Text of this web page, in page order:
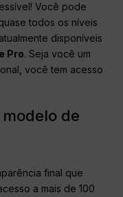
Você pode
todos os níveis
disponíveis
Pro. Seja você um
você tem acesso
de
final que
a mais de 100